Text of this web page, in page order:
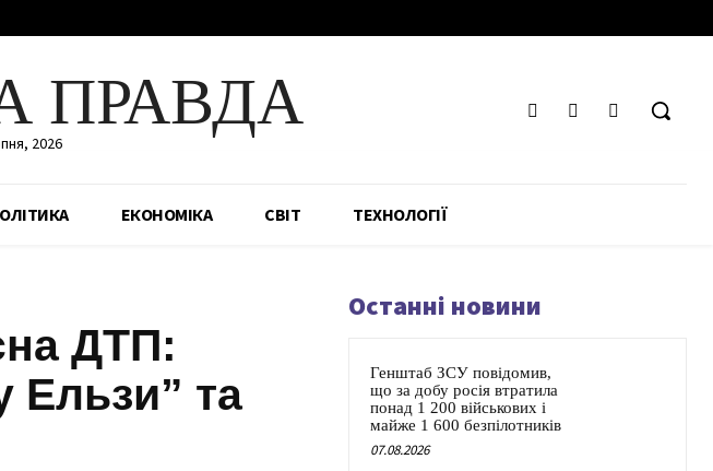
ПРАВДА
2026
ЕКОНОМІКА СВІТ ТЕХНОЛОГІЇ
ДТП:
Ельзи” та
Останні новини
Генштаб ЗСУ повідомив,
що за добу росія втратила
понад 1 200 військових і
майже 1 600 безпілотників
07.08.2026